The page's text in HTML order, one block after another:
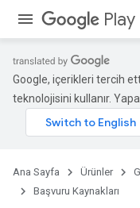
Play
Google, içerikleri tercih
teknolojisini kullanır.
Ana Sayfa Ürünler
Başvuru Kaynakları